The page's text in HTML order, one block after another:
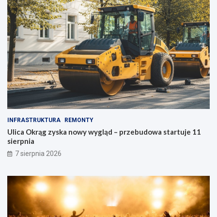
!
e
-
P
o
ł
u
d
n
i
e
INFRASTRUKTURA REMONTY
Ulica Okrąg zyska nowy wygląd – przebudowa startuje 11
sierpnia
7 sierpnia 2026